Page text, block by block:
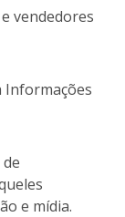
vendedores
e mídia.